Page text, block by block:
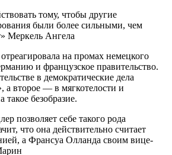
тому, чтобы другие
были более сильными, чем
Меркель Ангела
на промах немецкого
и французское правительство.
в демократические дела
а второе — в мягкотелости и
такое безобразие.
позволяет себе такого рода
что она действительно считает
а Франсуа Олланда своим вице-